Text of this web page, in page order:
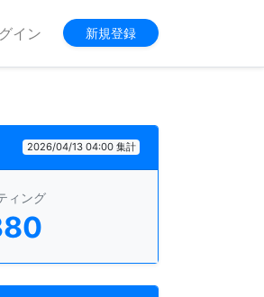
イン 新規登録
2026/04/13 04:00 集計
ィング